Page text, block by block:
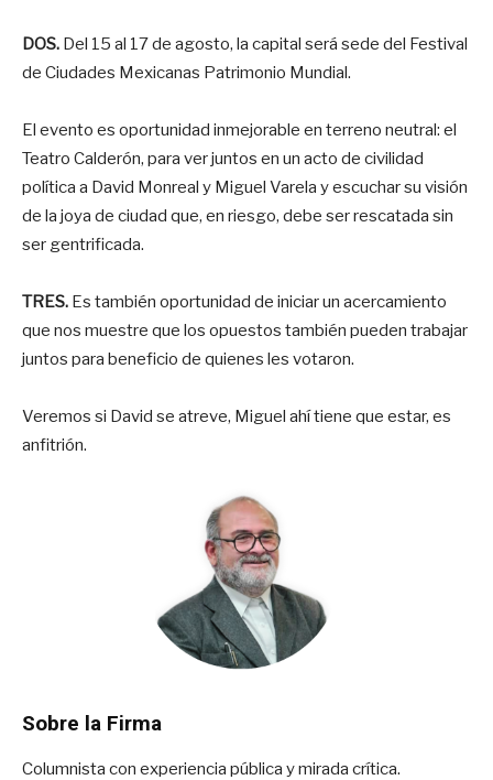
DOS. Del 15 al 17 de agosto, la capital será sede del Festival
de Ciudades Mexicanas Patrimonio Mundial.
El evento es oportunidad inmejorable en terreno neutral: el
Teatro Calderón, para ver juntos en un acto de civilidad
política a David Monreal y Miguel Varela y escuchar su visión
de la joya de ciudad que, en riesgo, debe ser rescatada sin
ser gentrificada.
TRES. Es también oportunidad de iniciar un acercamiento
que nos muestre que los opuestos también pueden trabajar
juntos para beneficio de quienes les votaron.
Veremos si David se atreve, Miguel ahí tiene que estar, es
anfitrión.
Sobre la Firma
Columnista con experiencia pública y mirada crítica.